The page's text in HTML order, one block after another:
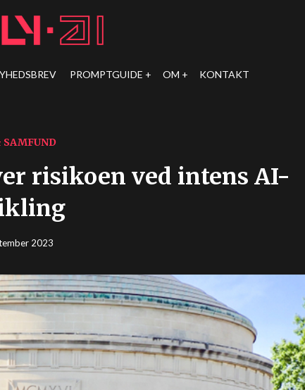
PROMPTGUIDE OM KONTAKT
SAMFUND
risikoen ved intens AI-
2023